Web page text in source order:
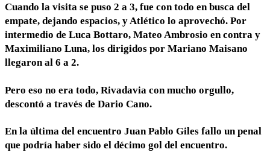
Cuando la visita se puso 2 a 3, fue con todo en busca del
empate, dejando espacios, y Atlético lo aprovechó. Por
intermedio de Luca Bottaro, Mateo Ambrosio en contra y
Maximiliano Luna, los dirigidos por Mariano Maisano
llegaron al 6 a 2.
Pero eso no era todo, Rivadavia con mucho orgullo,
descontó a través de Dario Cano.
En la última del encuentro Juan Pablo Giles fallo un penal
que podría haber sido el décimo gol del encuentro.